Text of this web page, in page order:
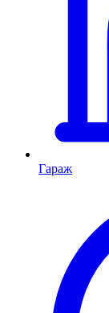
Гараж